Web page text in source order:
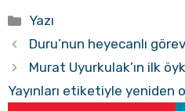
Kategoriler
Yazı
Duru’nun heyecanlı
Murat Uyurkulak’ın ilk
Yayınları etiketiyle yeniden